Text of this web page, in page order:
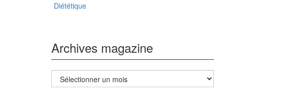
Diététique
Archives magazine
Archives
magazine